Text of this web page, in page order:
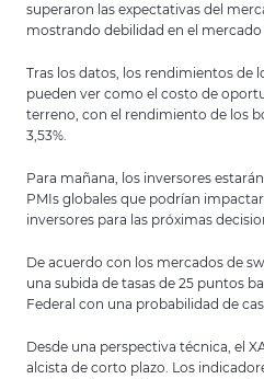
superaron las expectativas del
mostrando debilidad en el mercado
Tras los datos, los rendimientos de
pueden ver como el costo de
terreno, con el rendimiento de los
3,53%.
Para mañana, los inversores
PMIs globales que podrían
inversores para las próximas
De acuerdo con los mercados de
una subida de tasas de 25 puntos
Federal con una probabilidad de
Desde una perspectiva técnica, el
alcista de corto plazo. Los